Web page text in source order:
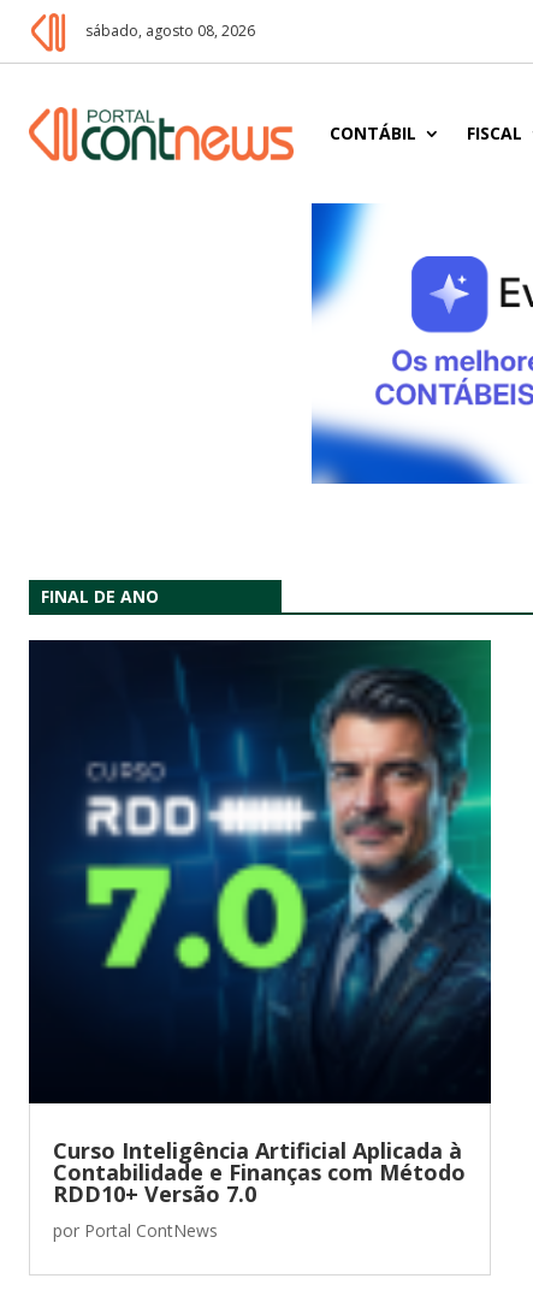
sábado, agosto 08, 2026
CONTÁBIL FISCAL
FINAL DE ANO
Curso Inteligência Artificial Aplicada à
Contabilidade e Finanças com Método
RDD10+ Versão 7.0
por Portal ContNews